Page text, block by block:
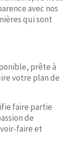
avec nos
qui sont
prête à
votre plan de
faire partie
de
faire et